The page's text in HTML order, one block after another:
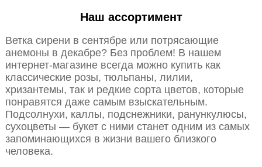
Наш ассортимент
Ветка сирени в сентябре или потрясающие
анемоны в декабре? Без проблем! В нашем
интернет-магазине всегда можно купить как
классические розы, тюльпаны, лилии,
хризантемы, так и редкие сорта цветов, которые
понравятся даже самым взыскательным.
Подсолнухи, каллы, подснежники, ранункулюсы,
сухоцветы — букет с ними станет одним из самых
запоминающихся в жизни вашего близкого
человека.